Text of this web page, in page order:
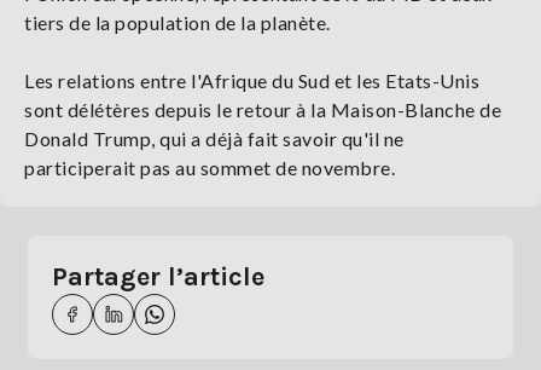
tiers de la population de la planète.
Les relations entre l'Afrique du Sud et les Etats-Unis
sont délétères depuis le retour à la Maison-Blanche de
Donald Trump, qui a déjà fait savoir qu'il ne
participerait pas au sommet de novembre.
Partager l’article